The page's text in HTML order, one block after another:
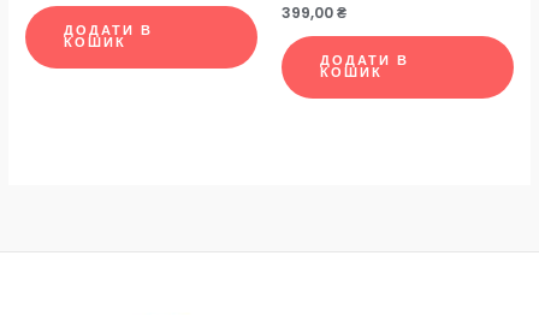
ДОДАТИ В
КОШИК
399,00₴
ДОДАТИ В
КОШИК